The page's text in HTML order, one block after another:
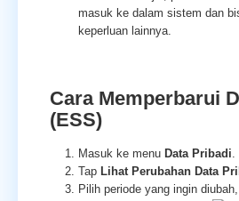
masuk ke dalam sistem dan
keperluan lainnya.
Cara Memperbarui
(ESS)
Masuk ke menu Data Pribadi.
Tap Lihat Perubahan Data
Pilih periode yang ingin